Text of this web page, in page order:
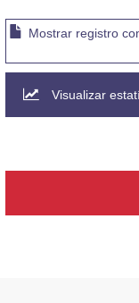
Mostrar registro
Visualizar